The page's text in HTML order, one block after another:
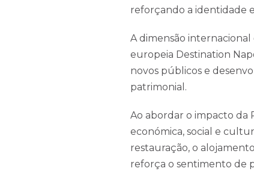
reforçando a identidade
A dimensão
europeia Destination
novos públicos e
patrimonial.
Ao abordar o impacto da
económica, social e
restauração, o
reforça o sentimento de